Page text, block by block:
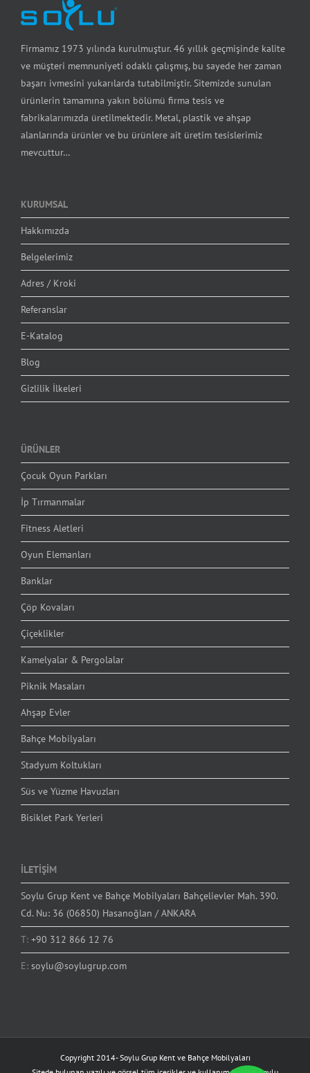
Firmamız 1973 yılında kurulmuştur. 46 yıllık geçmişinde kalite
ve müşteri memnuniyeti odaklı çalışmış, bu sayede her zaman
başarı ivmesini yukarılarda tutabilmiştir. Sitemizde sunulan
ürünlerin tamamına yakın bölümü firma tesis ve
fabrikalarımızda üretilmektedir. Metal, plastik ve ahşap
alanlarında ürünler ve bu ürünlere ait üretim tesislerimiz
mevcuttur…
KURUMSAL
Hakkımızda
Belgelerimiz
Adres / Kroki
Referanslar
E-Katalog
Blog
Gizlilik İlkeleri
ÜRÜNLER
Çocuk Oyun Parkları
İp Tırmanmalar
Fitness Aletleri
Oyun Elemanları
Banklar
Çöp Kovaları
Çiçeklikler
Kamelyalar & Pergolalar
Piknik Masaları
Ahşap Evler
Bahçe Mobilyaları
Stadyum Koltukları
Süs ve Yüzme Havuzları
Bisiklet Park Yerleri
İLETİŞİM
Soylu Grup Kent ve Bahçe Mobilyaları Bahçelievler Mah. 390.
Cd. Nu: 36 (06850) Hasanoğlan / ANKARA
T: +90 312 866 12 76
E: soylu@soylugrup.com
Copyright 2014-Soylu Grup Kent ve Bahçe Mobilyaları